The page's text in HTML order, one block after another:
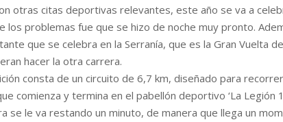
otras citas deportivas relevantes, este año se va a
los problemas fue que se hizo de noche muy pronto.
que se celebra en la Serranía, que es la Gran Vuelta
hacer la otra carrera.
consta de un circuito de 6,7 km, diseñado para
comienza y termina en el pabellón deportivo ‘La Legión
se le va restando un minuto, de manera que llega un